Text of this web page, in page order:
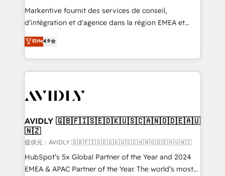
Build high-performing websites with UX, messaging,
& conversion strategy that drive results. 🤖AI
AI, & maximize AEO with tailored AI services. 🧩
Integrations: Extend HubSpot with custom
Markentive fournit des services de conseil,
d'intégration et d'agence dans la région EMEA et
North America. Avec plus de 115 experts en
marketing automation, Growth, Revops, CRM et
webdesign. Markentive is both a consulting firm, a
digital agency and an integrator. With over 115
CRM and webdesign (We focus on EMEA - USA
Elite4.9
AVIDLY 🇬🇧🇫🇮🇸🇪🇩🇰🇺🇸🇨🇦🇳🇴🇩🇪🇦🇺
🇳🇿
提供元：AVIDLY 🇬🇧🇫🇮🇸🇪🇩🇰🇺🇸🇨🇦🇳🇴🇩🇪🇦🇺🇳🇿
HubSpot’s 5x Global Partner of the Year and 2024
EMEA & APAC Partner of the Year. The world’s most